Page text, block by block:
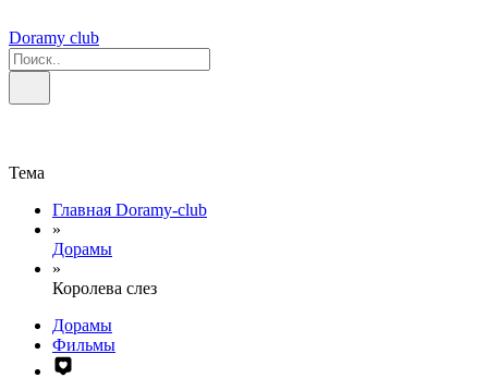
Doramy club
Тема
Главная Doramy-club
»
Дорамы
»
Королева слез
Дорамы
Фильмы